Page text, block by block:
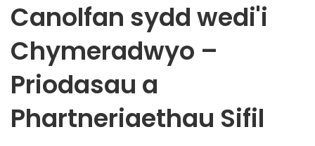
Canolfan sydd wedi'i
Chymeradwyo –
Priodasau a
Phartneriaethau Sifil